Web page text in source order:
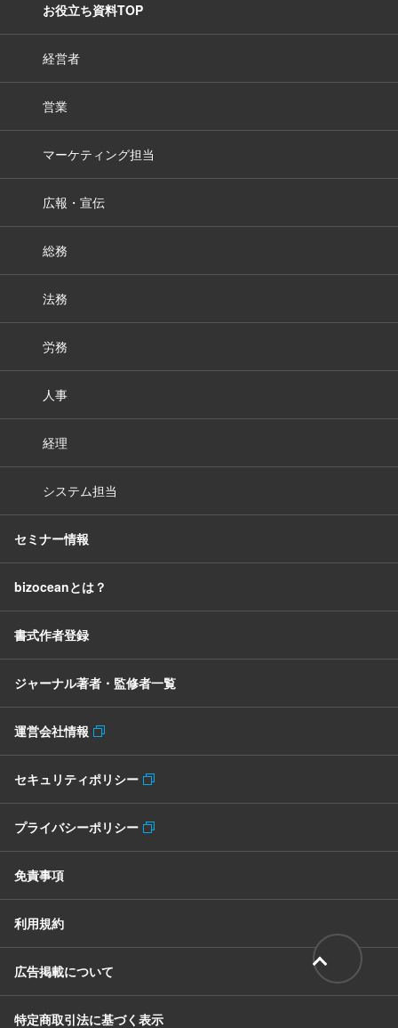
お役立ち資料TOP
経営者
営業
マーケティング担当
広報・宣伝
総務
法務
労務
人事
経理
システム担当
セミナー情報
bizoceanとは？
書式作者登録
ジャーナル著者・監修者一覧
運営会社情報
セキュリティポリシー
プライバシーポリシー
免責事項
利用規約
広告掲載について
特定商取引法に基づく表示